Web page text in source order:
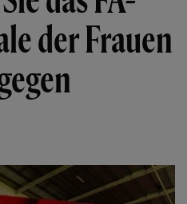
der Frauen